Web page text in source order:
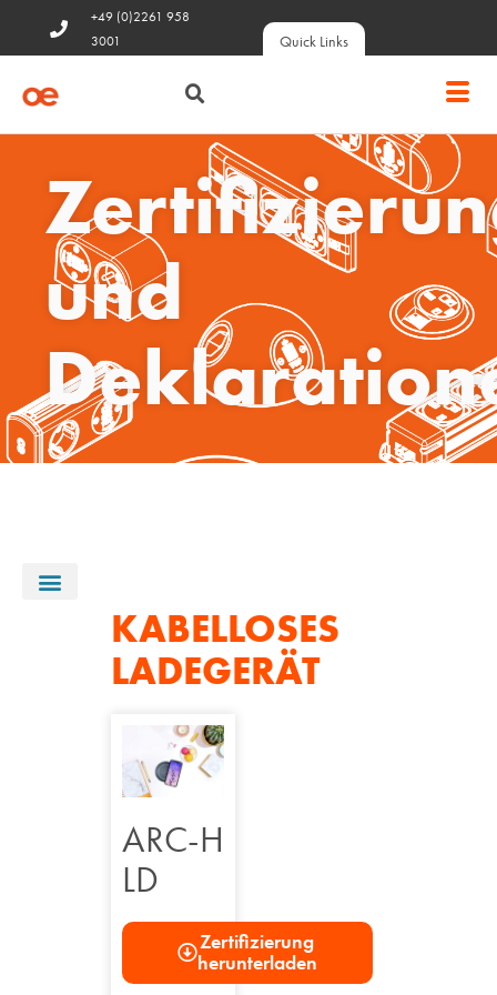
+49 (0)2261 958
3001
Quick Links
und
KABELLOSES
LADEGERÄT
ARC-H
LD
Zertifizierung
herunterladen